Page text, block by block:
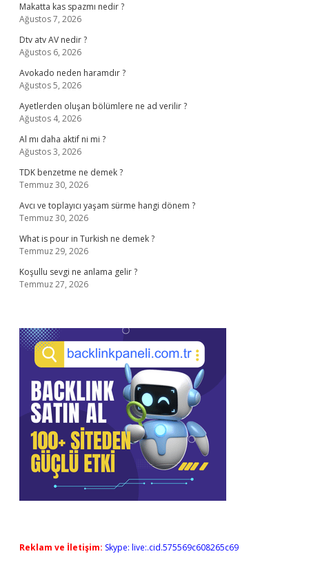
Makatta kas spazmı nedir ?
Ağustos 7, 2026
Dtv atv AV nedir ?
Ağustos 6, 2026
Avokado neden haramdır ?
Ağustos 5, 2026
Ayetlerden oluşan bölümlere ne ad verilir ?
Ağustos 4, 2026
Al mı daha aktif ni mi ?
Ağustos 3, 2026
TDK benzetme ne demek ?
Temmuz 30, 2026
Avcı ve toplayıcı yaşam sürme hangi dönem ?
Temmuz 30, 2026
What is pour in Turkish ne demek ?
Temmuz 29, 2026
Koşullu sevgi ne anlama gelir ?
Temmuz 27, 2026
Reklam ve İletişim: Skype: live:.cid.575569c608265c69